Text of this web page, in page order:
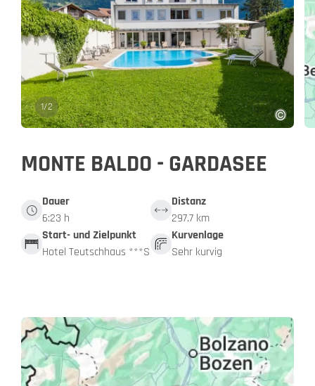
1/2
MONTE BALDO - GARDASEE
Dauer
6:23 h
Distanz
297.7 km
Start- und Zielpunkt
Hotel Teutschhaus ***S
Kurvenlage
Sehr kurvig